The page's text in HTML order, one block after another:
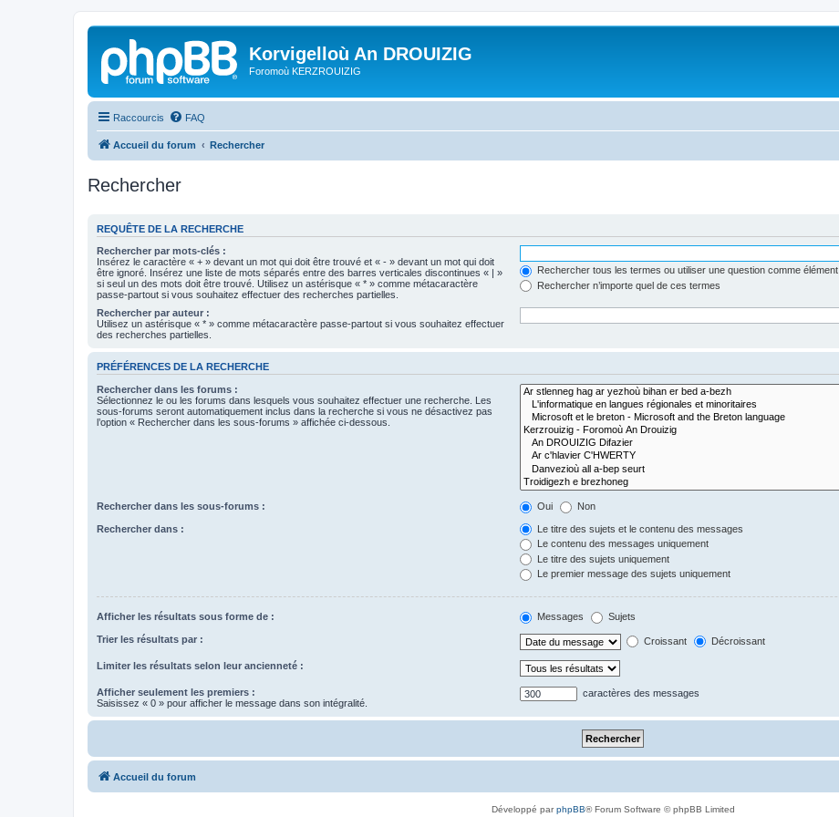
Korvigelloù An DROUIZIG
Foromoù KERZROUIZIG
Raccourcis FAQ
Accueil du forum Rechercher
Rechercher
REQUÊTE DE LA RECHERCHE
Rechercher par mots-clés :
Insérez le caractère « + » devant un mot qui doit être trouvé et « - » devant un mot qui doit
être ignoré. Insérez une liste de mots séparés entre des barres verticales discontinues « | »
si seul un des mots doit être trouvé. Utilisez un astérisque « * » comme métacaractère
passe-partout si vous souhaitez effectuer des recherches partielles.
Rechercher tous les termes ou utiliser une question comme élément
Rechercher n’importe quel de ces termes
Rechercher par auteur :
Utilisez un astérisque « * » comme métacaractère passe-partout si vous souhaitez effectuer
des recherches partielles.
PRÉFÉRENCES DE LA RECHERCHE
Rechercher dans les forums :
Sélectionnez le ou les forums dans lesquels vous souhaitez effectuer une recherche. Les
sous-forums seront automatiquement inclus dans la recherche si vous ne désactivez pas
l’option « Rechercher dans les sous-forums » affichée ci-dessous.
Rechercher dans les sous-forums : Oui Non
Rechercher dans :
Le titre des sujets et le contenu des messages
Le contenu des messages uniquement
Le titre des sujets uniquement
Le premier message des sujets uniquement
Afficher les résultats sous forme de : Messages Sujets
Trier les résultats par : Croissant Décroissant
Limiter les résultats selon leur ancienneté :
Afficher seulement les premiers :
Saisissez « 0 » pour afficher le message dans son intégralité.
caractères des messages
Accueil du forum
Développé parphpBB® Forum Software © phpBB Limited